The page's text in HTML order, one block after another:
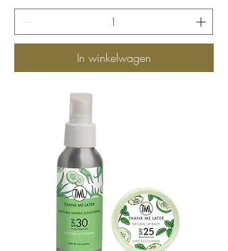
In winkelwagen